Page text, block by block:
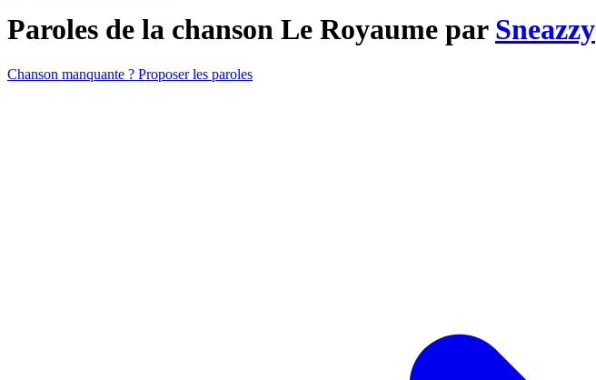
Paroles de la chanson Le Royaume par Sneazzy
Chanson manquante ? Proposer les paroles